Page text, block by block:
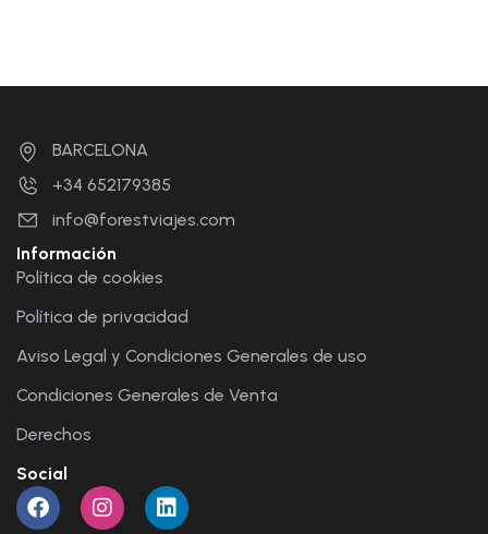
BARCELONA
+34 652179385
info@forestviajes.com
Información
Política de cookies
Política de privacidad
Aviso Legal y Condiciones Generales de uso
Condiciones Generales de Venta
Derechos
Social